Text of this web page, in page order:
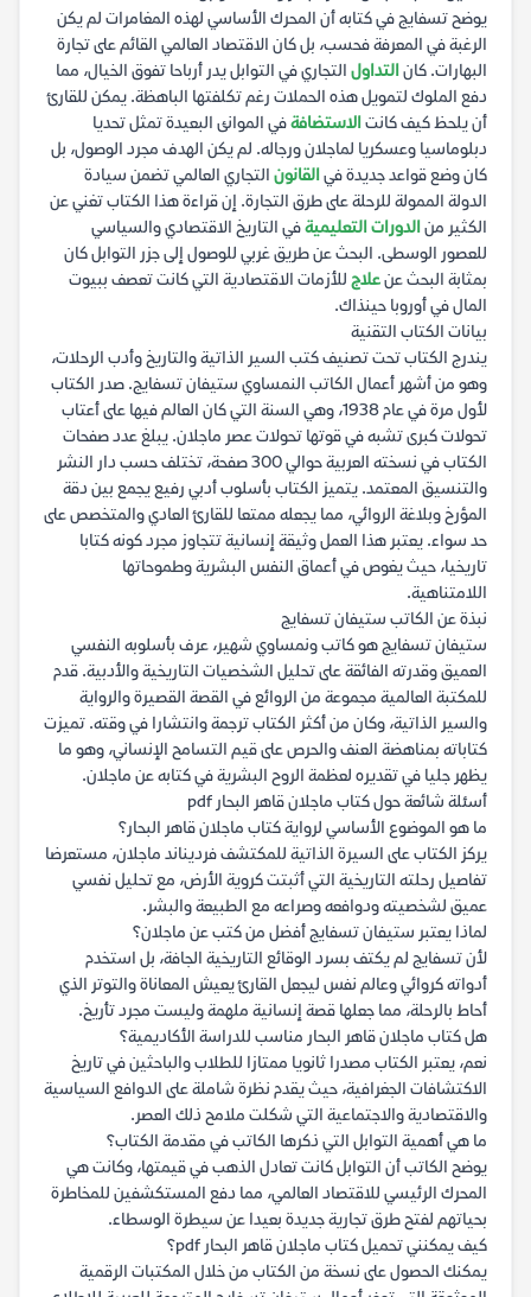
يوضح تسفايج في كتابه أن المحرك الأساسي لهذه المغامرات لم يكن
الرغبة في المعرفة فحسب، بل كان الاقتصاد العالمي القائم على تجارة
البهارات. كانالتداول التجاري في التوابل يدر أرباحا تفوق الخيال، مما
دفع الملوك لتمويل هذه الحملات رغم تكلفتها الباهظة. يمكن للقارئ
أن يلحظ كيف كانتالاستضافةفي الموانئ البعيدة تمثل تحديا
دبلوماسيا وعسكريا لماجلان ورجاله. لم يكن الهدف مجرد الوصول، بل
كان وضع قواعد جديدة فيالقانون التجاري العالمي تضمن سيادة
الدولة الممولة للرحلة على طرق التجارة. إن قراءة هذا الكتاب تغني عن
الكثير منالدورات التعليميةفي التاريخ الاقتصادي والسياسي
للعصور الوسطى. البحث عن طريق غربي للوصول إلى جزر التوابل كان
بمثابة البحث عنعلاج للأزمات الاقتصادية التي كانت تعصف ببيوت
المال في أوروبا حينذاك.
بيانات الكتاب التقنية
يندرج الكتاب تحت تصنيف كتب السير الذاتية والتاريخ وأدب الرحلات،
وهو من أشهر أعمال الكاتب النمساوي ستيفان تسفايج. صدر الكتاب
لأول مرة في عام 1938، وهي السنة التي كان العالم فيها على أعتاب
تحولات كبرى تشبه في قوتها تحولات عصر ماجلان. يبلغ عدد صفحات
الكتاب في نسخته العربية حوالي 300 صفحة، تختلف حسب دار النشر
والتنسيق المعتمد. يتميز الكتاب بأسلوب أدبي رفيع يجمع بين دقة
المؤرخ وبلاغة الروائي، مما يجعله ممتعا للقارئ العادي والمتخصص على
حد سواء. يعتبر هذا العمل وثيقة إنسانية تتجاوز مجرد كونه كتابا
تاريخيا، حيث يغوص في أعماق النفس البشرية وطموحاتها
اللامتناهية.
نبذة عن الكاتب ستيفان تسفايج
ستيفان تسفايج هو كاتب ونمساوي شهير، عرف بأسلوبه النفسي
العميق وقدرته الفائقة على تحليل الشخصيات التاريخية والأدبية. قدم
للمكتبة العالمية مجموعة من الروائع في القصة القصيرة والرواية
والسير الذاتية، وكان من أكثر الكتاب ترجمة وانتشارا في وقته. تميزت
كتاباته بمناهضة العنف والحرص على قيم التسامح الإنساني، وهو ما
يظهر جليا في تقديره لعظمة الروح البشرية في كتابه عن ماجلان.
أسئلة شائعة حول كتاب ماجلان قاهر البحار pdf
ما هو الموضوع الأساسي لرواية كتاب ماجلان قاهر البحار؟
يركز الكتاب على السيرة الذاتية للمكتشف فرديناند ماجلان، مستعرضا
تفاصيل رحلته التاريخية التي أثبتت كروية الأرض، مع تحليل نفسي
عميق لشخصيته ودوافعه وصراعه مع الطبيعة والبشر.
لماذا يعتبر ستيفان تسفايج أفضل من كتب عن ماجلان؟
لأن تسفايج لم يكتف بسرد الوقائع التاريخية الجافة، بل استخدم
أدواته كروائي وعالم نفس ليجعل القارئ يعيش المعاناة والتوتر الذي
أحاط بالرحلة، مما جعلها قصة إنسانية ملهمة وليست مجرد تأريخ.
هل كتاب ماجلان قاهر البحار مناسب للدراسة الأكاديمية؟
نعم، يعتبر الكتاب مصدرا ثانويا ممتازا للطلاب والباحثين في تاريخ
الاكتشافات الجغرافية، حيث يقدم نظرة شاملة على الدوافع السياسية
والاقتصادية والاجتماعية التي شكلت ملامح ذلك العصر.
ما هي أهمية التوابل التي ذكرها الكاتب في مقدمة الكتاب؟
يوضح الكاتب أن التوابل كانت تعادل الذهب في قيمتها، وكانت هي
المحرك الرئيسي للاقتصاد العالمي، مما دفع المستكشفين للمخاطرة
بحياتهم لفتح طرق تجارية جديدة بعيدا عن سيطرة الوسطاء.
كيف يمكنني تحميل كتاب ماجلان قاهر البحار pdf؟
يمكنك الحصول على نسخة من الكتاب من خلال المكتبات الرقمية